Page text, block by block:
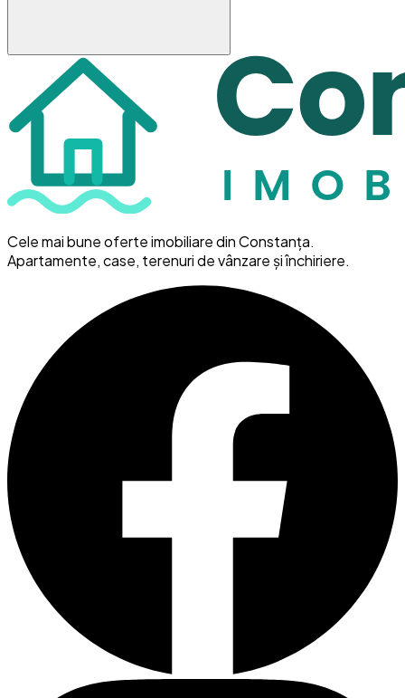
Cele mai bune oferte imobiliare din Constanța.
Apartamente, case, terenuri de vânzare și închiriere.